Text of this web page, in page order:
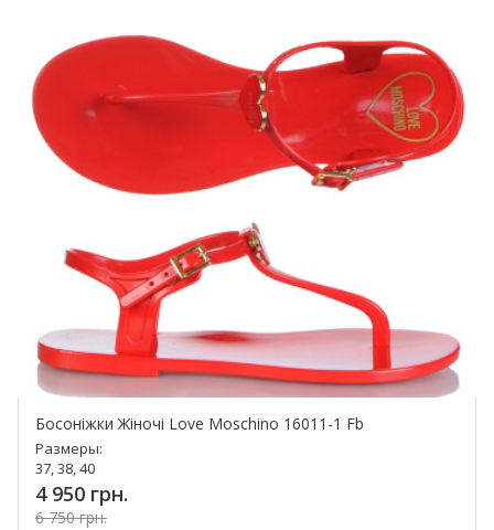
Босоніжки Жіночі Love Moschino 16011-1 Fb
Размеры:
37, 38, 40
4 950 грн.
6 750 грн.